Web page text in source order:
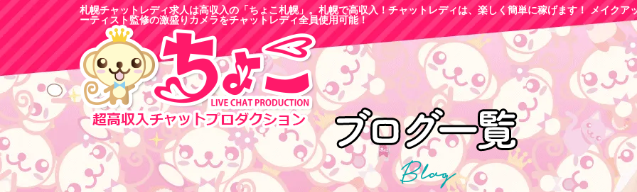
札幌チャットレディ求人は高収入の「ちょこ札幌」。札幌で高収入！チャットレディは、楽しく簡単に稼げます！ メイクア
ーティスト監修の激盛りカメラをチャットレディ全員使用可能！